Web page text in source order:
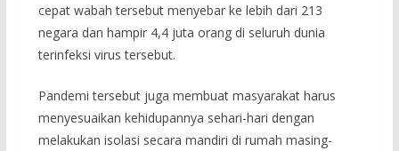
cepat wabah tersebut menyebar ke lebih dari 213
negara dan hampir 4,4 juta orang di seluruh dunia
terinfeksi virus tersebut.
Pandemi tersebut juga membuat masyarakat harus
menyesuaikan kehidupannya sehari-hari dengan
melakukan isolasi secara mandiri di rumah masing-